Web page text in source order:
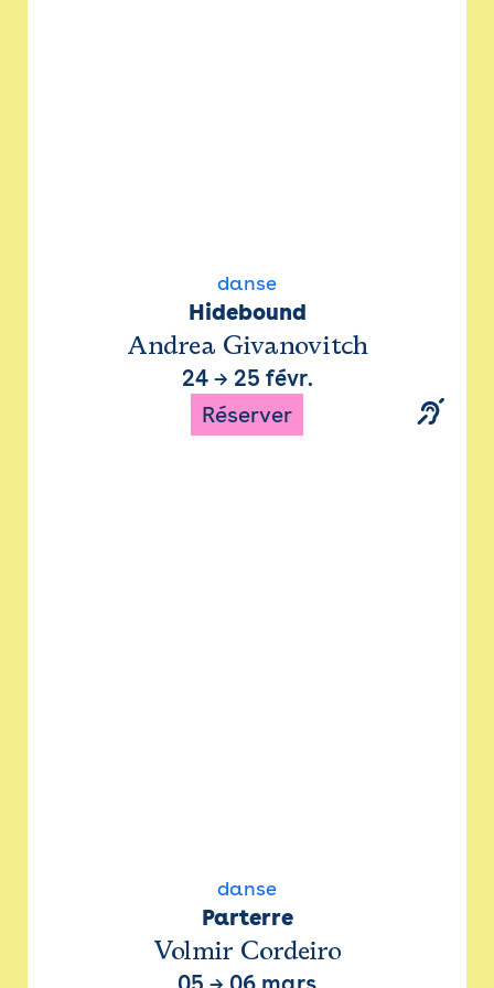
danse
Hidebound
Andrea Givanovitch
24→ 25 févr.
Réserver
danse
Parterre
Volmir Cordeiro